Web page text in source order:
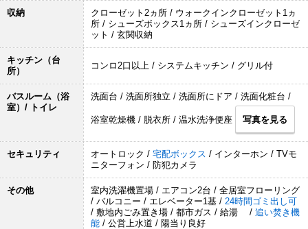
収納
クローゼット2ヵ所 / ウォークインクローゼット1ヵ
所 / シューズボックス1ヵ所 / シューズインクローゼ
ット / 玄関収納
キッチン（台
所）
コンロ2口以上 / システムキッチン / グリル付
バスルーム（浴
室）/ トイレ
洗面台 / 洗面所独立 / 洗面所にドア / 洗面化粧台 /
浴室乾燥機 / 脱衣所 / 温水洗浄便座 写真を見る
セキュリティ オートロック / 宅配ボックス / インターホン / TVモ
ニターフォン / 防犯カメラ
その他
室内洗濯機置場 / エアコン2台 / 全居室フローリング
/ バルコニー / エレベーター1基 / 24時間ゴミ出し可
/ 敷地内ごみ置き場 / 都市ガス / 給湯 / 追い焚き機
能 / 公営上水道 / 陽当り良好